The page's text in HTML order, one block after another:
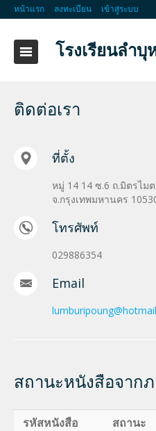
หน้าแรก ลงทะเบียน เข้าสู่ระบบ
โรงเรียนลำบุ
ติดต่อเรา
ที่ตั้ง
หมู่ 14 14 ซ.6 ถ.มิตรไม
จ.กรุงเทพมหานคร
โทรศัพท์
029886354
Email
สถานะหนังสือจาก
รหัสหนังสือ สถานะ